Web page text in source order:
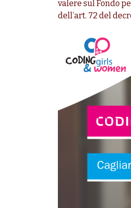
valere sul Fondo
dell’art. 72 del